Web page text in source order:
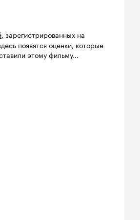
, зарегистрированных на
появятся оценки, которые
этому фильму...